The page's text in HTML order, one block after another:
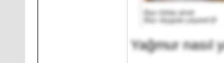
Bazı kilolar alındı
Bazı duygular yaşandı🥲
Yağmur nasıl